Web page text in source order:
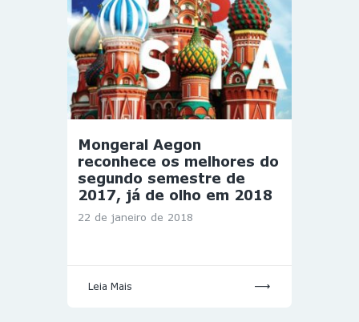
Mongeral Aegon
reconhece os melhores do
segundo semestre de
2017, já de olho em 2018
22 de janeiro de 2018
Leia Mais